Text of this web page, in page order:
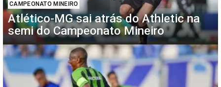
CAMPEONATO MINEIRO
Atlético-MG sai atrás do Athletic na
semi do Campeonato Mineiro